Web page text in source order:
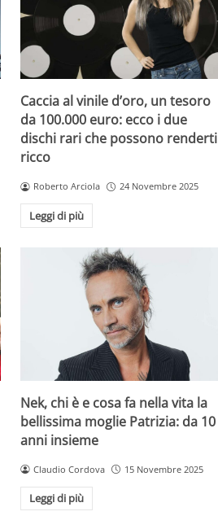
Caccia al vinile d’oro, un tesoro
da 100.000 euro: ecco i due
dischi rari che possono renderti
ricco
Roberto Arciola 24 Novembre 2025
Leggi di più
Nek, chi è e cosa fa nella vita la
bellissima moglie Patrizia: da 10
anni insieme
Claudio Cordova 15 Novembre 2025
Leggi di più